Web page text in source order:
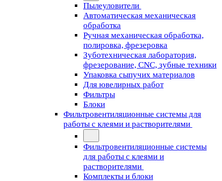
Пылеуловители
Автоматическая механическая
обработка
Ручная механическая обработка,
полировка, фрезеровка
Зуботехническая лаборатория,
фрезерование, CNC, зубные техники
Упаковка сыпучих материалов
Для ювелирных работ
Фильтры
Блоки
Фильтровентиляционные системы для
работы с клеями и растворителями
Фильтровентиляционные системы
для работы с клеями и
растворителями
Комплекты и блоки